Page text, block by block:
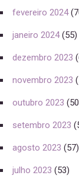
fevereiro 2024
janeiro 2024(55)
dezembro 2023
novembro 2023
outubro 2023
setembro 2023
agosto 2023 (57)
julho 2023 (53)